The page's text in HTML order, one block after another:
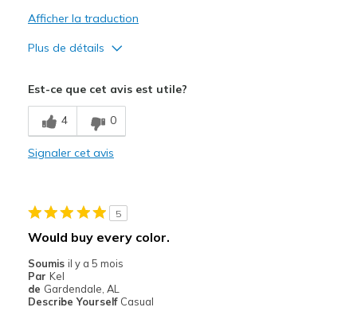
Afficher la traduction
Plus de détails
Breathe Well
Comfortable
Need Break In
Les meilleures utilisations
Casual Wear
Est-ce que cet avis est utile?
4 0
Signaler cet avis
5
Would buy every color.
Soumis il y a 5 mois
Par Kel
de Gardendale, AL
Describe Yourself Casual